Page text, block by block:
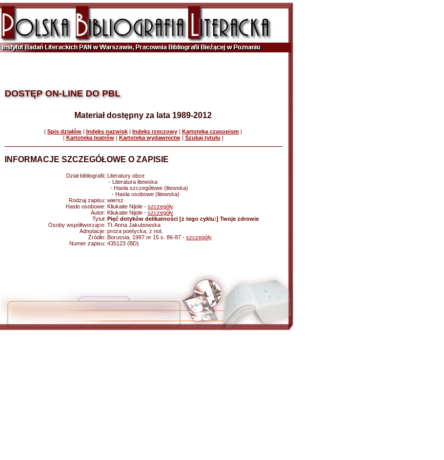
DOSTĘP ON-LINE DO PBL
Materiał dostępny za lata 1989-2012
| Spis działów | Indeks nazwisk | Indeks rzeczowy | Kartoteka czasopism |
| Kartoteka teatrów| Kartoteka wydawnictw| Szukaj tytułu |
INFORMACJE SZCZEGÓŁOWE O ZAPISIE
Dział bibliografii: Literatury obce
- Literatura litewska
- Hasła szczegółowe (litewska)
- Hasła osobowe (litewska)
Rodzaj zapisu: wiersz
Hasło osobowe: Kliukaite Nijole - szczegóły
Autor: Kliukaite Nijole - szczegóły
Tytuł: Pięć dotyków delikatności [z tego cyklu:] Twoje zdrowie
Osoby współtworzące: Tł. Anna Jakubowska
Adnotacje: proza poetycka; z not.
Źródło: Borussia, 1997 nr 15 s. 86-87 - szczegóły
Numer zapisu: 435123 (BD)